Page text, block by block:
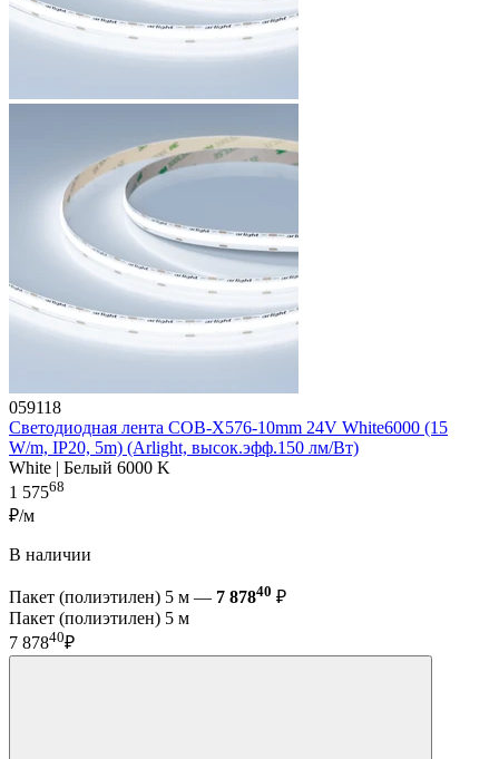
059118
Светодиодная лента COB-X576-10mm 24V White6000 (15
W/m, IP20, 5m) (Arlight, высок.эфф.150 лм/Вт)
White | Белый 6000 K
1 57568
₽/м
В наличии
Пакет (полиэтилен) 5 м — 7 87840 ₽
Пакет (полиэтилен) 5 м
7 87840₽